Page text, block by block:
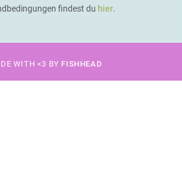
findest du hier.
WITH <3 BY FISHHEAD